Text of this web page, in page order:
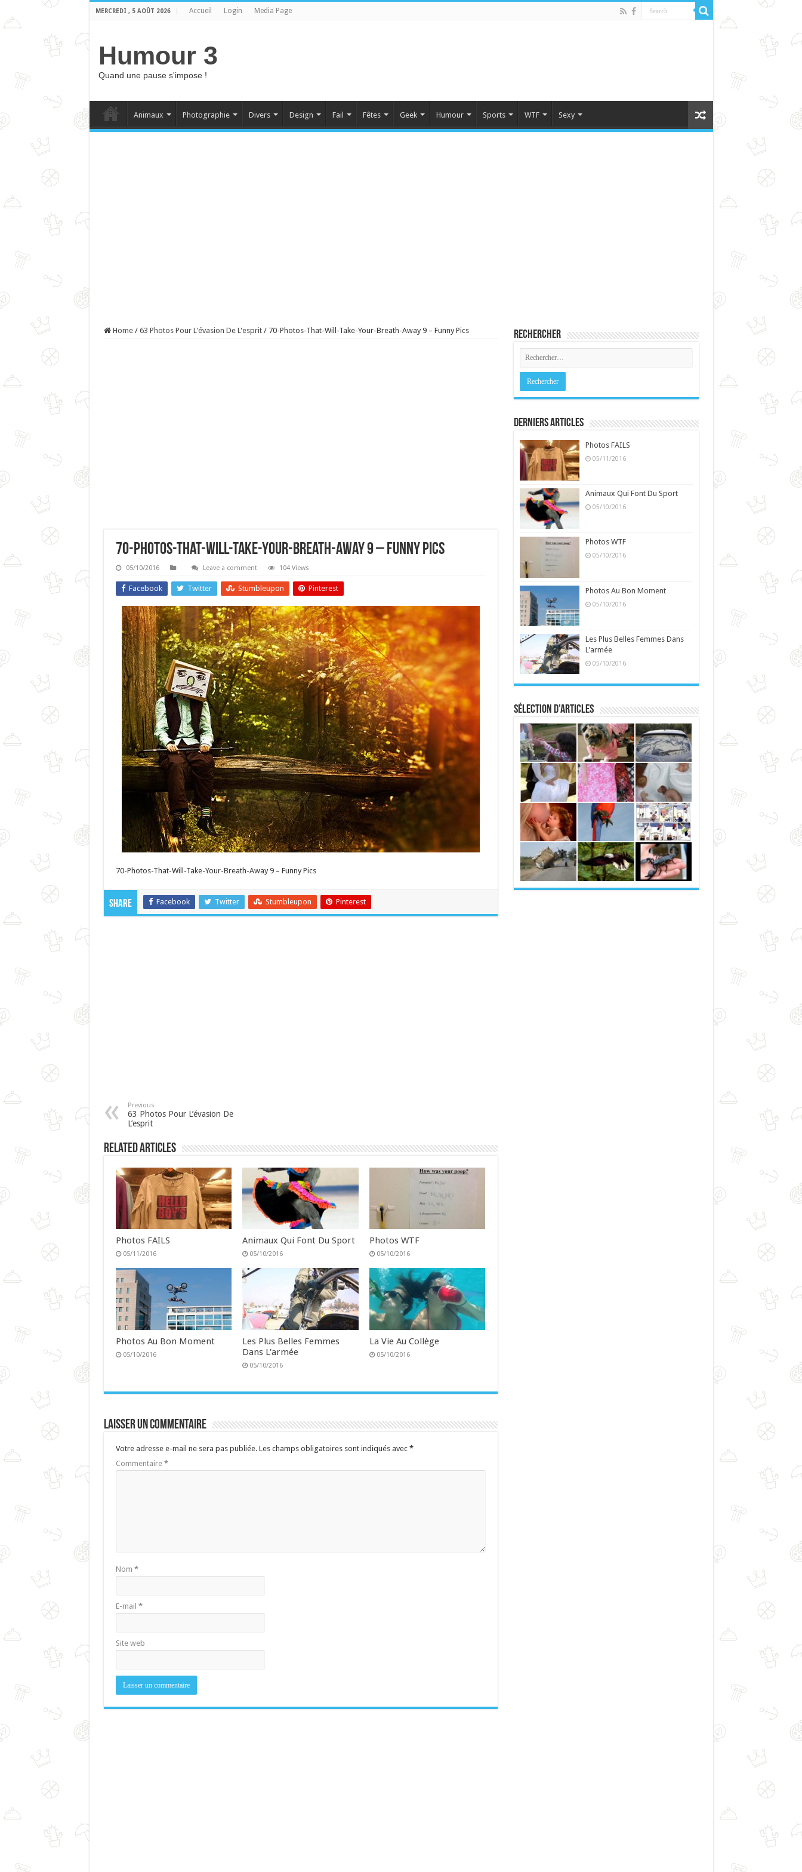
MERCREDI , 5 AOÛT 2026 Accueil Login Media Page
Humour 3
Quand une pause s'impose !
Animaux Photographie Divers Design Fail Fêtes Geek Humour Sports WTF Sexy
Home / 63 Photos Pour L'évasion De L'esprit / 70-Photos-That-Will-Take-Your-Breath-Away 9 – Funny Pics
70-Photos-That-Will-Take-Your-Breath-Away 9 – Funny Pics
05/10/2016 Leave a comment 104 Views
Facebook Twitter Stumbleupon Pinterest
70-Photos-That-Will-Take-Your-Breath-Away 9 – Funny Pics
Share Facebook Twitter Stumbleupon Pinterest
Previous
63 Photos Pour L’évasion De
L’esprit
Related Articles
Photos FAILS
05/11/2016
Animaux Qui Font Du Sport
05/10/2016
Photos WTF
05/10/2016
Photos Au Bon Moment
05/10/2016
Les Plus Belles Femmes
Dans L'armée
05/10/2016
La Vie Au Collège
05/10/2016
Laisser un commentaire
Votre adresse e-mail ne sera pas publiée. Les champs obligatoires sont indiqués avec *
Commentaire *
Nom *
E-mail *
Site web
Rechercher
Derniers Articles
Photos FAILS
05/11/2016
Animaux Qui Font Du Sport
05/10/2016
Photos WTF
05/10/2016
Photos Au Bon Moment
05/10/2016
Les Plus Belles Femmes Dans
L'armée
05/10/2016
Sélection d’articles